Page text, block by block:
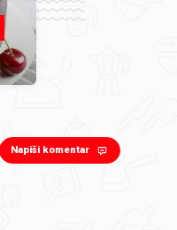
Napiši komentar